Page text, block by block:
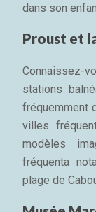
dans son
Proust et
Connaissez-
stations
fréquemment
villes
modèles
fréquenta
plage de